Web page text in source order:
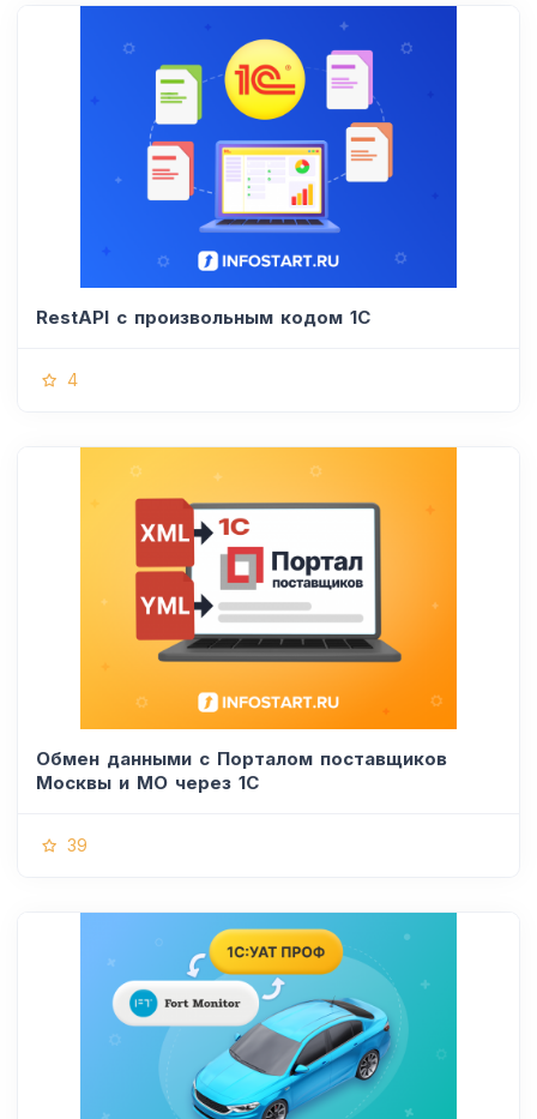
RestAPI с произвольным кодом 1С
4
Обмен данными с Порталом поставщиков
Москвы и МО через 1С
39